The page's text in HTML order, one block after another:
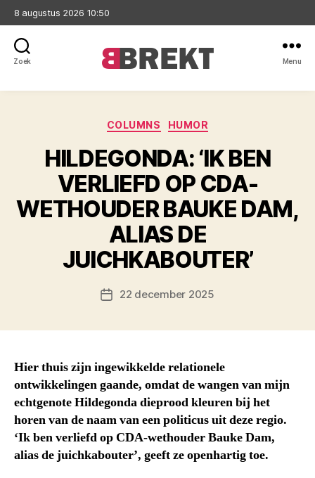
8 augustus 2026 10:50
Zoek Menu
Categorieën
COLUMNS HUMOR
HILDEGONDA: ‘IK BEN
VERLIEFD OP CDA-
WETHOUDER BAUKE DAM,
ALIAS DE
JUICHKABOUTER’
Berichtdatum
22 december 2025
Hier thuis zijn ingewikkelde relationele
ontwikkelingen gaande, omdat de wangen van mijn
echtgenote Hildegonda dieprood kleuren bij het
horen van de naam van een politicus uit deze regio.
‘Ik ben verliefd op CDA-wethouder Bauke Dam,
alias de juichkabouter’, geeft ze openhartig toe.